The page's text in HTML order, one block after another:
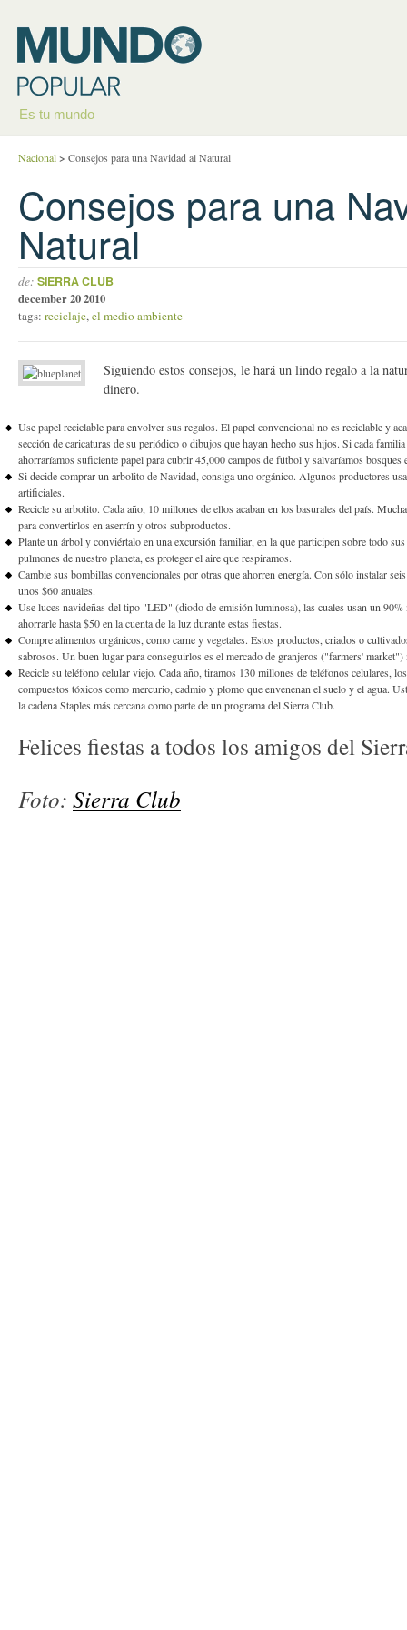
Es tu mundo
Nacional> Consejos para una Navidad al Natural
Consejos para una
Natural
de: SIERRA CLUB
december 20 2010
tags: reciclaje,el medio ambiente
Siguiendo estos consejos, le hará un lindo regalo a la
dinero.
Use papel reciclable para envolver sus regalos. El papel convencional no es reciclable y
sección de caricaturas de su periódico o dibujos que hayan hecho sus hijos. Si cada
ahorraríamos suficiente papel para cubrir 45,000 campos de fútbol y salvaríamos bosques
Si decide comprar un arbolito de Navidad, consiga uno orgánico. Algunos productores
artificiales.
Recicle su arbolito. Cada año, 10 millones de ellos acaban en los basurales del país.
para convertirlos en aserrín y otros subproductos.
Plante un árbol y conviértalo en una excursión familiar, en la que participen sobre todo
pulmones de nuestro planeta, es proteger el aire que respiramos.
Cambie sus bombillas convencionales por otras que ahorren energía. Con sólo instalar
unos $60 anuales.
Use luces navideñas del tipo "LED" (diodo de emisión luminosa), las cuales usan un 90%
ahorrarle hasta $50 en la cuenta de la luz durante estas fiestas.
Compre alimentos orgánicos, como carne y vegetales. Estos productos, criados o
sabrosos. Un buen lugar para conseguirlos es el mercado de granjeros ("farmers' market")
Recicle su teléfono celular viejo. Cada año, tiramos 130 millones de teléfonos celulares,
compuestos tóxicos como mercurio, cadmio y plomo que envenenan el suelo y el agua.
la cadena Staples más cercana como parte de un programa del Sierra Club.
Felices fiestas a todos los amigos del
Foto: Sierra Club